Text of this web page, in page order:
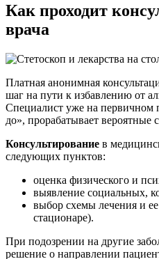
Как проходит
врача
Платная анонимная
шаг на пути к избавлению от
Специалист уже на первичном
до», прорабатывает вероятные
Консультирование в
следующих пунктов:
оценка физического и
выявление социальных,
выбор схемы лечения и
стационаре).
При подозрении на другие
решение о направлении